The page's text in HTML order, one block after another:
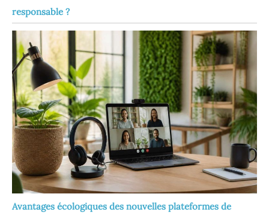
responsable ?
Avantages écologiques des nouvelles plateformes de